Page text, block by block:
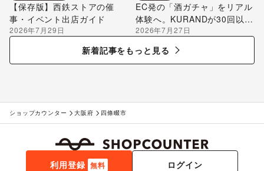
【保存版】西鉄ストアの催
事・イベント出店ガイド
2026年7月29日
EC発の「酒ガチャ」をリアル
体験へ。KURANDが30回以上
のポップアップ出店で届け
る“新しいお酒との出会い”
2026年7月27日
新着記事をもっと見る
ショップカウンター 大阪府 四條畷市
利用登録 無料 ログイン